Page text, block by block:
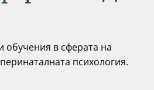
обучения в сферата на
психология.